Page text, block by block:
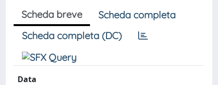
Scheda breve
Scheda completa
Scheda completa (DC)
Data